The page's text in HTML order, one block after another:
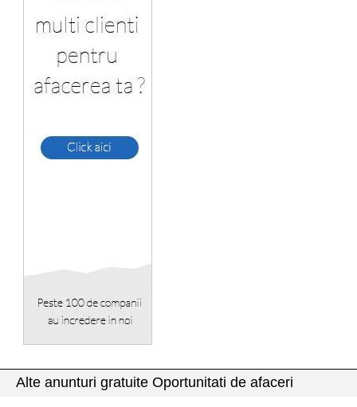
Alte anunturi gratuite Oportunitati de afaceri